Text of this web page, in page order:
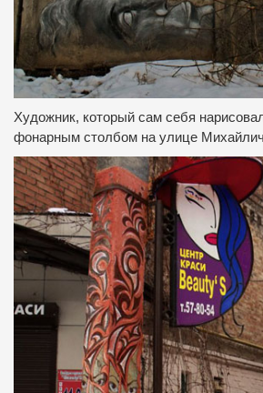
Художник, который сам себя
фонарным столбом на улице